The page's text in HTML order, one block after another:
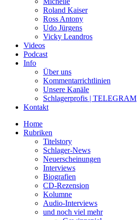
Roland Kaiser
Ross Antony
Udo Jürgens
Vicky Leandros
Videos
Podcast
Info
Über uns
Kommentarrichtlinien
Unsere Kanäle
Schlagerprofis | TELEGRAM
Kontakt
Home
Rubriken
Titelstory
Schlager-News
Neuerscheinungen
Interviews
Biografien
CD-Rezension
Kolumne
Audio-Interviews
und noch viel mehr